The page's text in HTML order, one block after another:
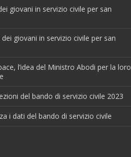
giovani in servizio civile per san
giovani in servizio civile per san
l’idea del Ministro Abodi per la loro
del bando di servizio civile 2023
i dati del bando di servizio civile